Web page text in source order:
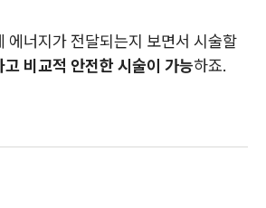
에너지가 전달되는지 보면서 시술할
고 비교적 안전한 시술이 가능하죠.